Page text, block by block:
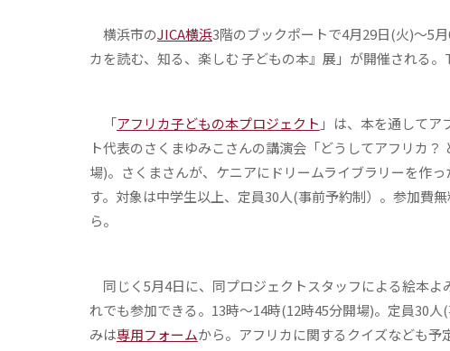
横浜市のJICA横浜3階のブックポートで4月29日(火)～5
カを読む、知る、楽しむ 子どもの本』展」が開催される
「アフリカ子どもの本プロジェクト 」は、本を通して
ト代表のさくまゆみこさんの講演会「どうしてアフリカ
場)。さくまさんが、ケニアにドリームライブラリーを作
す。対象は中学生以上、定員30人(事前予約制）。参加費
ら。
同じく5月4日に、同プロジェクトスタッフによる絵本
れでも参加できる。13時～14時(12時45分開場)。定員30
みは専用フォームから。アフリカに関するクイズなども予